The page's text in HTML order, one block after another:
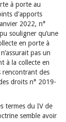
à porte au
d'apports
2022, n°
souligner qu’une
en porte à
pas un
à la collecte en
rencontrant des
droits n° 2019-
termes du IV de
semble avoir